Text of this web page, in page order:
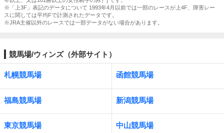
※「上3F」表記のデータについて 1993年4月以前では一部のレースが上4F、障害レー
スに関しては平均Fで計測されたデータです。
※JRA主催以外のレースでは一部データがない場合があります。
競馬場/ウィンズ（外部サイト）
札幌競馬場 函館競馬場
福島競馬場 新潟競馬場
東京競馬場 中山競馬場